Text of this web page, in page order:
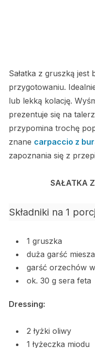
Sałatka z gruszką
przygotowaniu.
lub lekką kolację.
prezentuje się na
przypomina trochę
znane carpaccio z
zapoznania się z
SAŁATKA Z
Składniki na 1
1 gruszka
duża garść
garść orzechów
ok. 30 g sera feta
Dressing:
2 łyżki oliwy
1 łyżeczka miodu